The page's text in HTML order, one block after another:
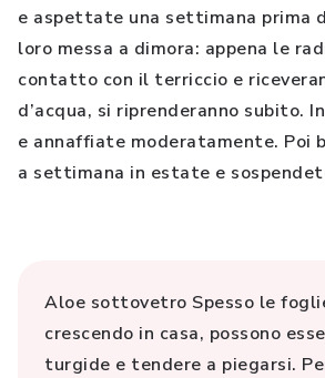
e aspettate una settimana prima
loro messa a dimora: appena le
contatto con il terriccio e
d’acqua, si riprenderanno subito.
e annaffiate moderatamente. Poi
a settimana in estate e
Aloe sottovetro Spesso le
crescendo in casa, possono
turgide e tendere a piegarsi.